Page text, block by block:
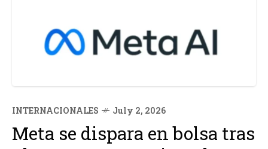
INTERNACIONALES July 2, 2026
Meta se dispara en bolsa tras